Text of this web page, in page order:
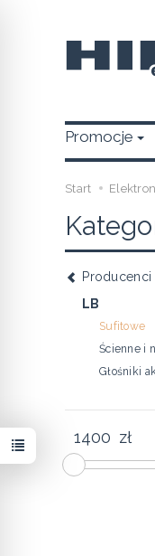
Promocje
Start
Producenci
LB
Sufitowe
Ścienne i
Głośniki
zł